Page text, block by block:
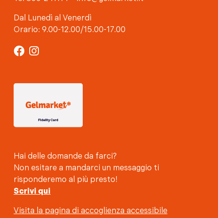
Dal Lunedì al Venerdì
Orario: 9.00-12.00/15.00-17.00
Hai delle domande da farci?
Non esitare a mandarci un messaggio ti
risponderemo al più presto!
Scrivi qui
Visita la pagina di accoglienza accessibile